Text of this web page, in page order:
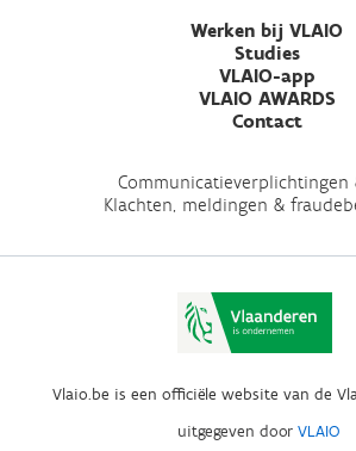
Werken bij VLAIO
Studies
VLAIO-app
VLAIO AWARDS
Contact
Communicatieverplichtingen
Klachten, meldingen &
Vlaio.be is een officiële website van de
uitgegeven door VLAIO